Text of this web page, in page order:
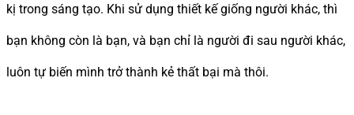
kị trong sáng tạo. Khi sử dụng thiết kế giống người khác, thì
bạn không còn là bạn, và bạn chỉ là người đi sau người khác,
luôn tự biến mình trở thành kẻ thất bại mà thôi.